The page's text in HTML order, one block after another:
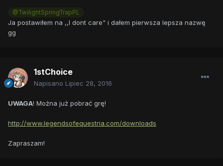
@TwilightSpringTrapPL
Ja postawiłem na ,,I dont care" i dałem pierwsza lepsza nazwę
gg
1stChoice
Napisano Lipiec 28, 2016
UWAGA! Można już pobrać grę!
http://www.legendsofequestria.com/downloads
Zapraszam!